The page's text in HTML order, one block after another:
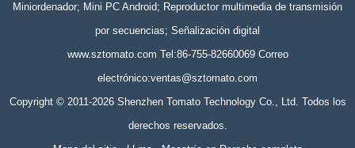
Miniordenador; Mini PC Android; Reproductor multimedia de transmisión
por secuencias; Señalización digital
www.sztomato.com Tel:86-755-82660069 Correo
electrónico:ventas@sztomato.com
Copyright © 2011-2026 Shenzhen Tomato Technology Co., Ltd. Todos los
derechos reservados.